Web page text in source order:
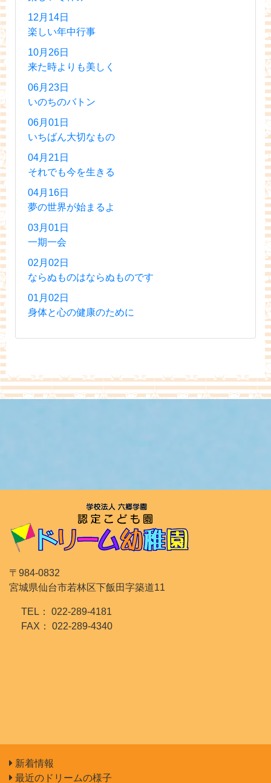
12月14日
楽しい年中行事
10月26日
来た時よりも美しく
06月23日
いのちのバトン
06月01日
いちばん大切なもの
04月21日
それでも今を生きる
04月16日
夢の世界が始まるよ
03月01日
一期一会
02月02日
ならぬものはならぬものです
01月02日
身体と心の健康のために
〒984-0832
宮城県仙台市若林区下飯田字築道11
TEL： 022-289-4181
FAX： 022-289-4340
新着情報
最近のドリームの様子